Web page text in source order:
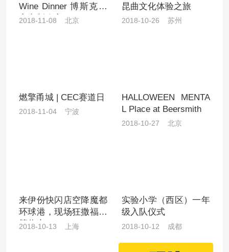
Wine Dinner 博斯克私
家定制晚宴
2018-11-08 北京
昆曲文化体验之旅
2018-10-26 苏州
燃擎甬城 | CEC赛道日
2018-11-04 宁波
HALLOWEEN MENTA
L Place at Beersmith
2018-10-27 北京
来伊份快闪店空降魔都
环球港，现场狂撒福袋
等你来！
2018-10-13 上海
实验小学（西区）一年
级入队仪式
2018-10-12 成都